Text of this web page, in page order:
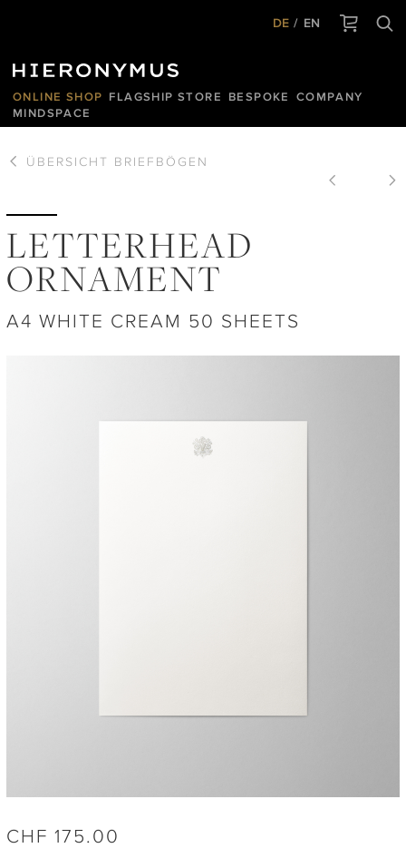
DE EN
ONLINE SHOP FLAGSHIP STORE BESPOKE
COMPANY
MINDSPACE
ÜBERSICHT BRIEFBÖGEN
LETTERHEAD
ORNAMENT
A4 WHITE CREAM 50 SHEETS
CHF 175.00